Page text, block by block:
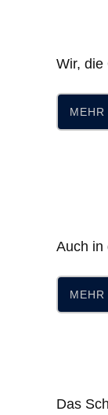
Wir, die
MEHR
Auch in
MEHR
Das